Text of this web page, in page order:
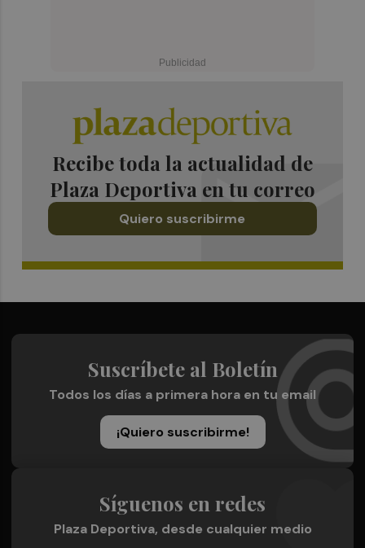
Recibe toda la actualidad de
Plaza Deportiva en tu correo
Quiero suscribirme
Suscríbete al Boletín
Todos los días a primera hora en tu email
¡Quiero suscribirme!
Síguenos en redes
Plaza Deportiva, desde cualquier medio